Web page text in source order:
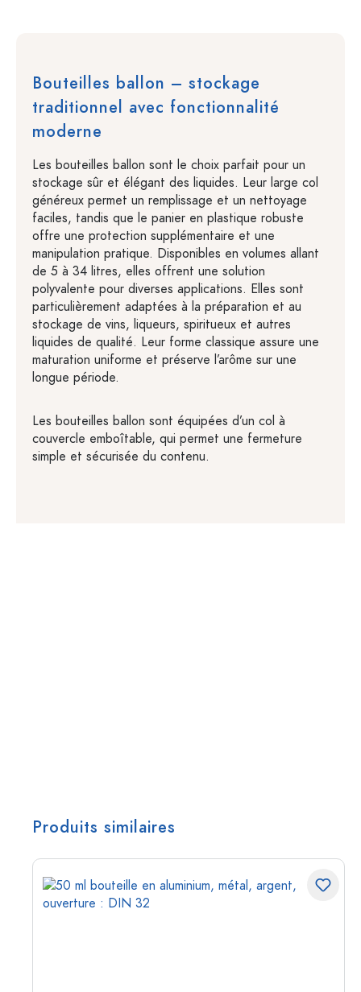
Bouteilles ballon – stockage
traditionnel avec fonctionnalité
moderne
Les bouteilles ballon sont le choix parfait pour un
stockage sûr et élégant des liquides. Leur large col
généreux permet un remplissage et un nettoyage
faciles, tandis que le panier en plastique robuste
offre une protection supplémentaire et une
manipulation pratique. Disponibles en volumes allant
de 5 à 34 litres, elles offrent une solution
polyvalente pour diverses applications. Elles sont
particulièrement adaptées à la préparation et au
stockage de vins, liqueurs, spiritueux et autres
liquides de qualité. Leur forme classique assure une
maturation uniforme et préserve l’arôme sur une
longue période.
Les bouteilles ballon sont équipées d’un col à
couvercle emboîtable, qui permet une fermeture
simple et sécurisée du contenu.
Produits similaires